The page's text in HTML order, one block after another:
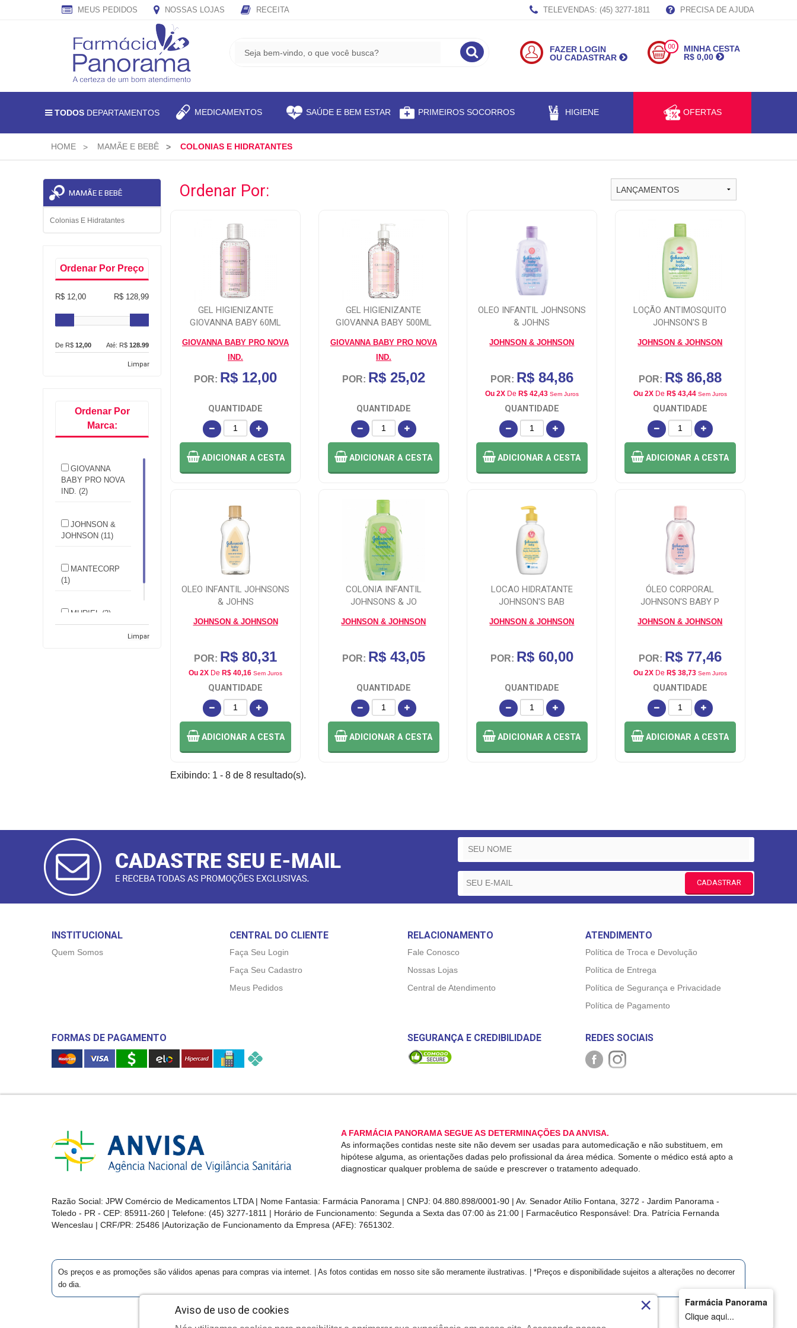
MEUS PEDIDOS NOSSAS LOJAS RECEITA TELEVENDAS: (45) 3277-1811 PRECISA DE AJUDA
Farmácia Panorama
Clique aqui...
FAZER LOGIN
OU CADASTRAR
00
MINHA CESTA
R$ 0,00
TODOS DEPARTAMENTOS MEDICAMENTOS SAÚDE E BEM ESTAR PRIMEIROS SOCORROS HIGIENE OFERTAS
HOME MAMÃE E BEBÊ COLONIAS E HIDRATANTES
MAMÃE E BEBÊ
Colonias E Hidratantes
Ordenar Por Preço
R$ 12,00 R$ 128,99
De R$ 12,00 Até: R$ 128.99
Limpar
Ordenar Por
Marca:
GIOVANNA
BABY PRO NOVA
IND. (2)
JOHNSON &
JOHNSON (11)
MANTECORP
(1)
MURIEL (2)
Limpar
Ordenar Por:
GEL HIGIENIZANTE
GIOVANNA BABY 60ML
GIOVANNA BABY PRO NOVA
IND.
POR: R$ 12,00
QUANTIDADE
ADICIONAR A CESTA
GEL HIGIENIZANTE
GIOVANNA BABY 500ML
GIOVANNA BABY PRO NOVA
IND.
POR: R$ 25,02
QUANTIDADE
ADICIONARA CESTA
OLEO INFANTIL JOHNSONS
& JOHNS
JOHNSON & JOHNSON
POR: R$ 84,86
Ou 2XDe R$ 42,43 Sem Juros
QUANTIDADE
ADICIONARA CESTA
LOÇÃO ANTIMOSQUITO
JOHNSON'S B
JOHNSON & JOHNSON
POR: R$ 86,88
Ou 2XDe R$ 43,44 Sem Juros
QUANTIDADE
ADICIONARA CESTA
OLEO INFANTIL JOHNSONS
& JOHNS
JOHNSON & JOHNSON
POR: R$ 80,31
Ou 2X De R$ 40,16 Sem Juros
QUANTIDADE
ADICIONAR A CESTA
COLONIA INFANTIL
JOHNSONS & JO
JOHNSON & JOHNSON
POR: R$ 43,05
QUANTIDADE
ADICIONARA CESTA
LOCAO HIDRATANTE
JOHNSON'S BAB
JOHNSON & JOHNSON
POR: R$ 60,00
QUANTIDADE
ADICIONARA CESTA
ÓLEO CORPORAL
JOHNSON'S BABY P
JOHNSON & JOHNSON
POR: R$ 77,46
Ou 2XDe R$ 38,73 Sem Juros
QUANTIDADE
ADICIONARA CESTA
Exibindo: 1 - 8 de 8 resultado(s).
CADASTRE
SEU
MAIL
RECEBA
PROMOÇÕES
CADASTRAR
E-MAIL
CADASTRAR
INSTITUCIONAL
Quem Somos
CENTRAL DO CLIENTE
Faça Seu Login
Faça Seu Cadastro
Meus Pedidos
RELACIONAMENTO
Fale Conosco
Nossas Lojas
Central de Atendimento
ATENDIMENTO
Política de Troca e Devolução
Política de Entrega
Política de Segurança e Privacidade
Política de Pagamento
FORMAS DE PAGAMENTO SEGURANÇA E CREDIBILIDADE REDES SOCIAIS
A FARMÁCIA PANORAMA SEGUE AS DETERMINAÇÕES DA ANVISA.
As informações contidas neste site não devem ser usadas para automedicação e não substituem, em
hipótese alguma, as orientações dadas pelo profissional da área médica. Somente o médico está apto a
diagnosticar qualquer problema de saúde e prescrever o tratamento adequado.
Razão Social: JPW Comércio de Medicamentos LTDA | Nome Fantasia: Farmácia Panorama | CNPJ: 04.880.898/0001-90 | Av. Senador Atílio Fontana, 3272 - Jardim Panorama -
Toledo - PR - CEP: 85911-260 | Telefone: (45) 3277-1811 | Horário de Funcionamento: Segunda a Sexta das 07:00 às 21:00 | Farmacêutico Responsável: Dra. Patrícia Fernanda
Wenceslau | CRF/PR: 25486 |Autorização de Funcionamento da Empresa (AFE): 7651302.
Os preços e as promoções são válidos apenas para compras via internet. | As fotos contidas em nosso site são meramente ilustrativas. | *Preços e disponibilidade sujeitos a alterações no decorrer
do dia.
Aviso de uso de cookies ×